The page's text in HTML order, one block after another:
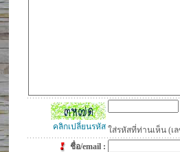
คลิกเปลี่ยนรหัส ใส่รหัสที่ท่านเห็น (เ
ชื่อ/email :